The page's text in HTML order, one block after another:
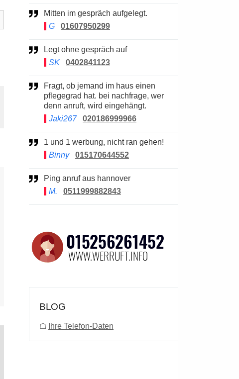
Mitten im gespräch aufgelegt.
G
01607950299
Legt ohne gespräch auf
SK
0402841123
Fragt, ob jemand im haus einen
pflegegrad hat. bei nachfrage, wer
denn anruft, wird eingehängt.
Jaki267
020186999966
1 und 1 werbung, nicht ran gehen!
Binny
015170644552
Ping anruf aus hannover
M.
0511999882843
BLOG
☖ Ihre Telefon-Daten